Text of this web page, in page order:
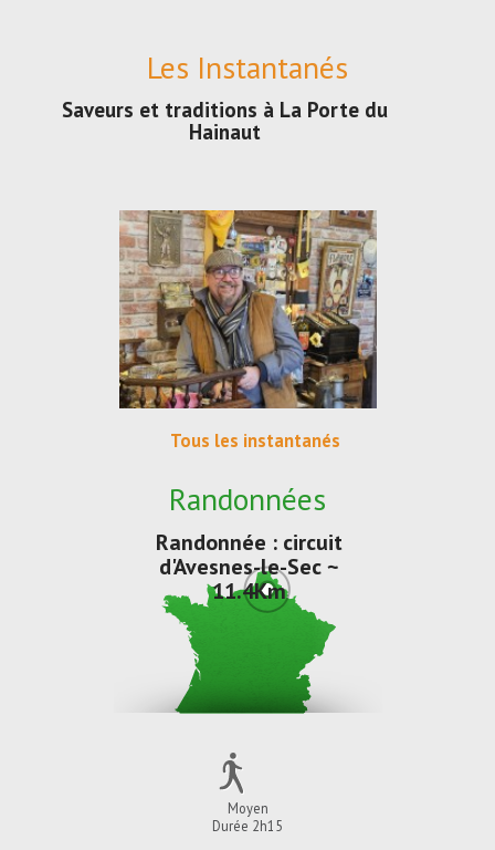
Les Instantanés
Saveurs et traditions à La Porte du
Hainaut
Tous les instantanés
Randonnées
Randonnée : circuit
d'Avesnes-le-Sec ~
11.4Km
Moyen
Durée 2h15